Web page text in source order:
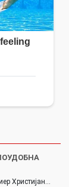
Христијан…